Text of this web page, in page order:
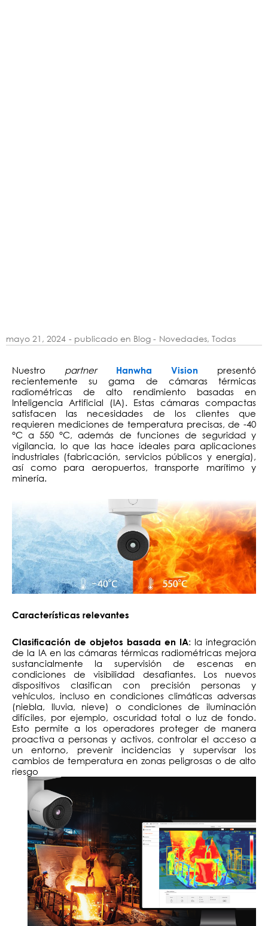
mayo 21, 2024 - publicado en Blog - Novedades, Todas
Nuestro partner Hanwha Vision
presentó
recientemente su gama de cámaras térmicas
radiométricas de alto rendimiento basadas en
Inteligencia Artificial (IA). Estas cámaras compactas
satisfacen las necesidades de los clientes que
requieren mediciones de temperatura precisas, de -40
°C a 550 °C, además de funciones de seguridad y
vigilancia, lo que las hace ideales para aplicaciones
industriales (fabricación, servicios públicos y energía),
así como para aeropuertos, transporte marítimo y
minería.
Características relevantes
Clasificación de objetos basada en IA: la integración
de la IA en las cámaras térmicas radiométricas mejora
sustancialmente la supervisión de escenas en
condiciones de visibilidad desafiantes. Los nuevos
dispositivos clasifican con precisión personas y
vehículos, incluso en condiciones climáticas adversas
(niebla, lluvia, nieve) o condiciones de iluminación
difíciles, por ejemplo, oscuridad total o luz de fondo.
Esto permite a los operadores proteger de manera
proactiva a personas y activos, controlar el acceso a
un entorno, prevenir incidencias y supervisar los
cambios de temperatura en zonas peligrosas o de alto
riesgo